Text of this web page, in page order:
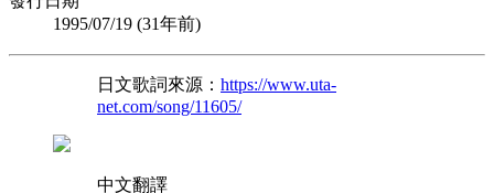
1995/07/19 (31年前)
日文歌詞來源： https://www.uta-
net.com/song/11605/
中文翻譯